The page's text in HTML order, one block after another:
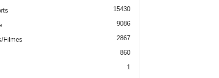
15430
9086
Filmes 2867
860
1